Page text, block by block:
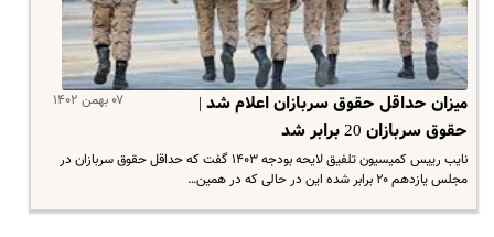
۰۷ بهمن ۱۴۰۲
میزان حداقل حقوق سربازان اعلام شد |
حقوق سربازان 20 برابر شد
نایب رییس کمیسیون تلفیق لایحه بودجه ۱۴۰۳ گفت که حداقل حقوق سربازان در
مجلس یازدهم ۲۰ برابر شده این در حالی که در همین…